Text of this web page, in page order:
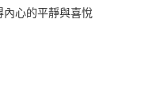
內心的平靜與喜悅